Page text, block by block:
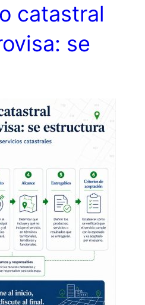
catastral
se